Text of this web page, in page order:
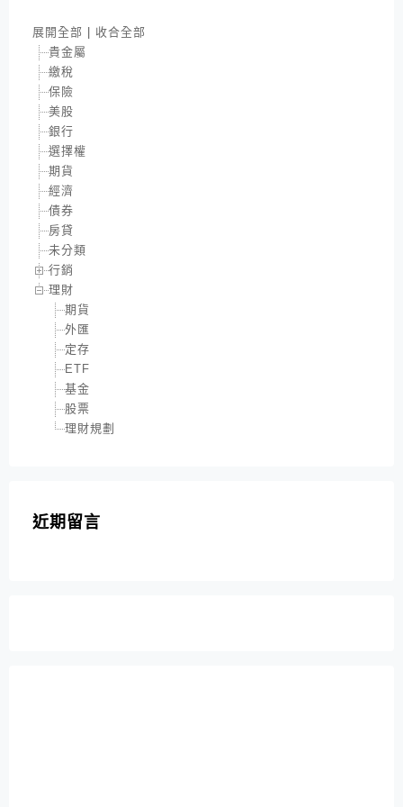
展開全部
收合全部
貴金屬
繳稅
保險
美股
銀行
選擇權
期貨
經濟
債券
房貸
未分類
行銷
理財
期貨
外匯
定存
ETF
基金
股票
理財規劃
近期留言